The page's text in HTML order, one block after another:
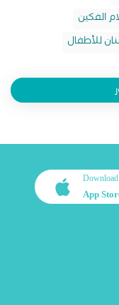
الفكين
للأطفال
Download
App